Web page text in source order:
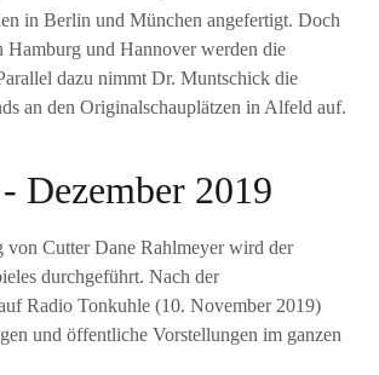
in Berlin und München angefertigt. Doch
Hamburg und Hannover werden die
dazu nimmt Dr. Muntschick die
an den Originalschauplätzen in Alfeld auf.
Dezember 2019
von Cutter Dane Rahlmeyer wird der
durchgeführt. Nach der
Radio Tonkuhle (10. November 2019)
und öffentliche Vorstellungen im ganzen